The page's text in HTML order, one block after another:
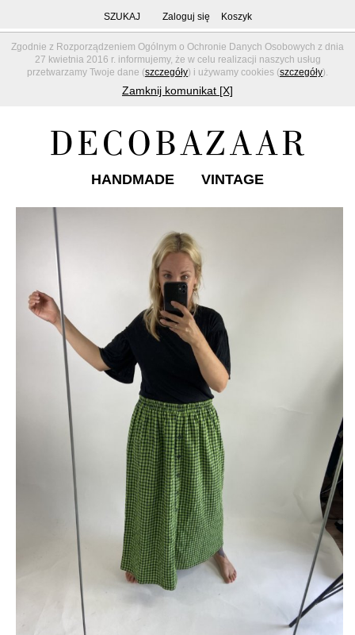
Zgodnie z Rozporządzeniem Ogólnym o Ochronie Danych Osobowych z dnia
27 kwietnia 2016 r. informujemy, że w celu realizacji naszych usług
przetwarzamy Twoje dane (szczegóły) i używamy cookies (szczegóły).
Zamknij komunikat [X]
SZUKAJ Zaloguj się Koszyk
HANDMADE VINTAGE